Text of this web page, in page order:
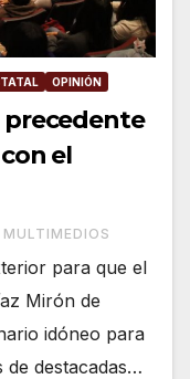
OPINIÓN
precedente
el
para que el
Mirón de
idóneo para
de destacadas…